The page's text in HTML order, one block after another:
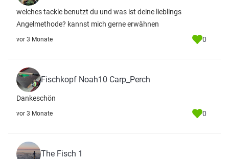
welches tackle benutzt du und was ist deine lieblings
Angelmethode? kannst mich gerne erwähnen
vor 3 Monate 0
Fischkopf Noah10 Carp_Perch
Dankeschön
vor 3 Monate 0
The Fisch 1